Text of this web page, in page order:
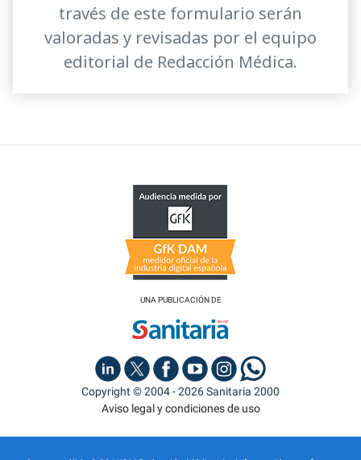
través de este formulario serán
valoradas y revisadas por el equipo
editorial de Redacción Médica.
UNA PUBLICACIÓN DE
Copyright © 2004 - 2026 Sanitaria 2000
Aviso legal y condiciones de uso